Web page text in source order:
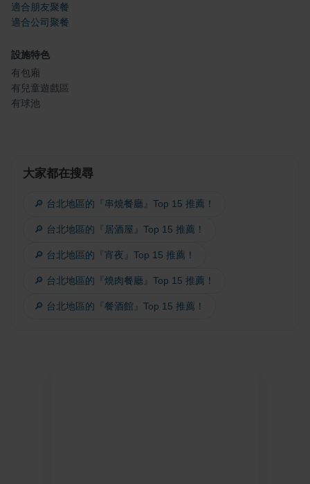
適合朋友聚餐
適合公司聚餐
設施特色
有包廂
有兒童遊戲區
有球池
大家都在搜尋
🔎 台北地區的『串燒餐廳』Top 15 推薦！
🔎 台北地區的『居酒屋』Top 15 推薦！
🔎 台北地區的『宵夜』Top 15 推薦！
🔎 台北地區的『燒肉餐廳』Top 15 推薦！
🔎 台北地區的『餐酒館』Top 15 推薦！